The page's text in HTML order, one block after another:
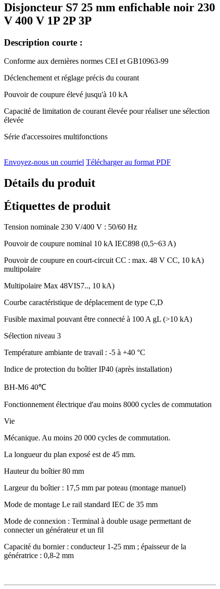
Disjoncteur S7 25 mm enfichable noir 230
V 400 V 1P 2P 3P
Description courte :
Conforme aux dernières normes CEI et GB10963-99
Déclenchement et réglage précis du courant
Pouvoir de coupure élevé jusqu'à 10 kA
Capacité de limitation de courant élevée pour réaliser une sélection
élevée
Série d'accessoires multifonctions
Envoyez-nous un courriel Télécharger au format PDF
Détails du produit
Étiquettes de produit
Tension nominale 230 V/400 V : 50/60 Hz
Pouvoir de coupure nominal 10 kA IEC898 (0,5~63 A)
Pouvoir de coupure en court-circuit CC : max. 48 V CC, 10 kA)
multipolaire
Multipolaire Max 48VIS7.., 10 kA)
Courbe caractéristique de déplacement de type C,D
Fusible maximal pouvant être connecté à 100 A gL (>10 kA)
Sélection niveau 3
Température ambiante de travail : -5 à +40 °C
Indice de protection du boîtier IP40 (après installation)
BH-M6 40℃
Fonctionnement électrique d'au moins 8000 cycles de commutation
Vie
Mécanique. Au moins 20 000 cycles de commutation.
La longueur du plan exposé est de 45 mm.
Hauteur du boîtier 80 mm
Largeur du boîtier : 17,5 mm par poteau (montage manuel)
Mode de montage Le rail standard IEC de 35 mm
Mode de connexion : Terminal à double usage permettant de
connecter un générateur et un fil
Capacité du bornier : conducteur 1-25 mm ; épaisseur de la
génératrice : 0,8-2 mm